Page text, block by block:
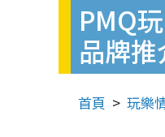
PMQ
品牌推
首頁 玩樂